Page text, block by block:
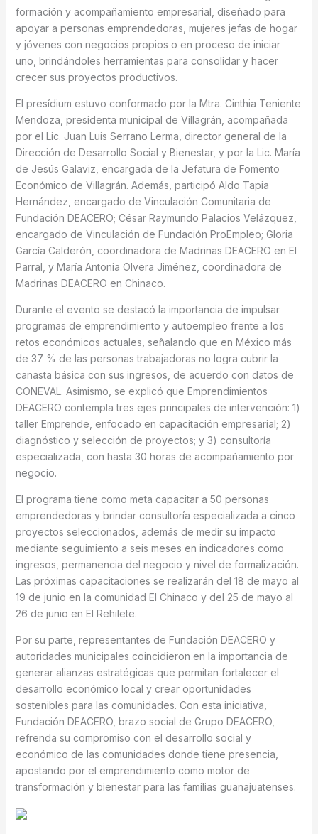
formación y acompañamiento empresarial, diseñado para
apoyar a personas emprendedoras, mujeres jefas de hogar
y jóvenes con negocios propios o en proceso de iniciar
uno, brindándoles herramientas para consolidar y hacer
crecer sus proyectos productivos.
El presídium estuvo conformado por la Mtra. Cinthia Teniente
Mendoza, presidenta municipal de Villagrán, acompañada
por el Lic. Juan Luis Serrano Lerma, director general de la
Dirección de Desarrollo Social y Bienestar, y por la Lic. María
de Jesús Galaviz, encargada de la Jefatura de Fomento
Económico de Villagrán. Además, participó Aldo Tapia
Hernández, encargado de Vinculación Comunitaria de
Fundación DEACERO; César Raymundo Palacios Velázquez,
encargado de Vinculación de Fundación ProEmpleo; Gloria
García Calderón, coordinadora de Madrinas DEACERO en El
Parral, y María Antonia Olvera Jiménez, coordinadora de
Madrinas DEACERO en Chinaco.
Durante el evento se destacó la importancia de impulsar
programas de emprendimiento y autoempleo frente a los
retos económicos actuales, señalando que en México más
de 37 % de las personas trabajadoras no logra cubrir la
canasta básica con sus ingresos, de acuerdo con datos de
CONEVAL. Asimismo, se explicó que Emprendimientos
DEACERO contempla tres ejes principales de intervención: 1)
taller Emprende, enfocado en capacitación empresarial; 2)
diagnóstico y selección de proyectos; y 3) consultoría
especializada, con hasta 30 horas de acompañamiento por
negocio.
El programa tiene como meta capacitar a 50 personas
emprendedoras y brindar consultoría especializada a cinco
proyectos seleccionados, además de medir su impacto
mediante seguimiento a seis meses en indicadores como
ingresos, permanencia del negocio y nivel de formalización.
Las próximas capacitaciones se realizarán del 18 de mayo al
19 de junio en la comunidad El Chinaco y del 25 de mayo al
26 de junio en El Rehilete.
Por su parte, representantes de Fundación DEACERO y
autoridades municipales coincidieron en la importancia de
generar alianzas estratégicas que permitan fortalecer el
desarrollo económico local y crear oportunidades
sostenibles para las comunidades. Con esta iniciativa,
Fundación DEACERO, brazo social de Grupo DEACERO,
refrenda su compromiso con el desarrollo social y
económico de las comunidades donde tiene presencia,
apostando por el emprendimiento como motor de
transformación y bienestar para las familias guanajuatenses.